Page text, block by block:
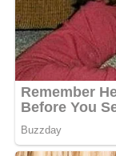
Menge
nach Bedarf